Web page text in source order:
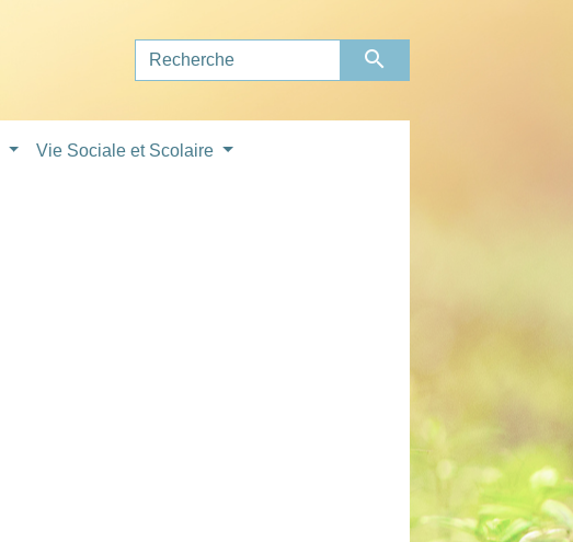
search
Vie Sociale et Scolaire